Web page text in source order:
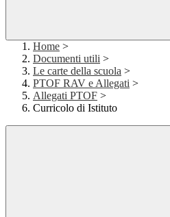
Home >
Documenti utili >
Le carte della scuola >
PTOF RAV e Allegati >
Allegati PTOF >
Curricolo di Istituto